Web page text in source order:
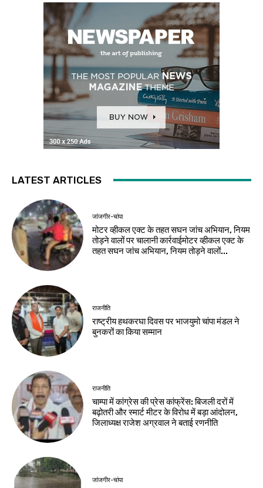
LATEST ARTICLES
जांजगीर-चांपा
मोटर व्हीकल एक्ट के तहत सघन जांच अभियान, नियम
तोड़ने वालों पर चालानी कार्रवाईमोटर व्हीकल एक्ट के
तहत सघन जांच अभियान, नियम तोड़ने वालों...
राजनीति
राष्ट्रीय हथकरघा दिवस पर भाजयुमो चांपा मंडल ने
बुनकरों का किया सम्मान
राजनीति
चाम्पा में कांग्रेस की प्रेस कांफ्रेंस: बिजली दरों में
बढ़ोतरी और स्मार्ट मीटर के विरोध में बड़ा आंदोलन,
जिलाध्यक्ष राजेश अग्रवाल ने बताई रणनीति
जांजगीर-चांपा